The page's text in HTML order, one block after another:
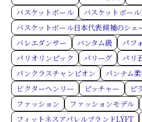
バスケットボール
バスケットボー
バスケットボール日本代表候補のシェ
バレエダンサー
バンタム級
パフ
パリオリンピック
パリーグ パリ
パンクラスチャンピオン
パンナム
ビクターヘンリー
ピッチャー
ピ
ファッション
ファッションモデル
フィットネスアパレルブランドLÝFT